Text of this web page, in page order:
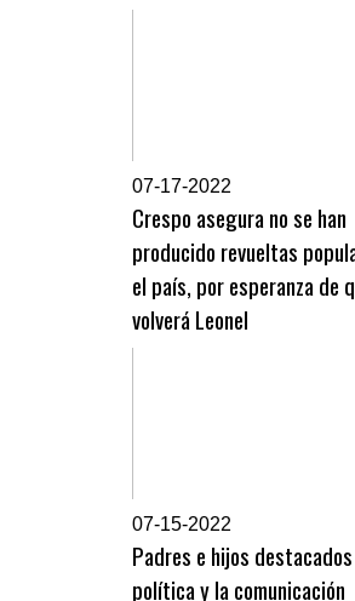
07-17-2022
Crespo asegura no se han
producido revueltas
el país, por esperanza de
volverá Leonel
07-15-2022
Padres e hijos
política y la comunicación